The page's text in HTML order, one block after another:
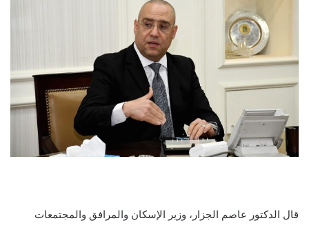
قال الدكتور عاصم الجزار، وزير الإسكان والمرافق والمجتمعات